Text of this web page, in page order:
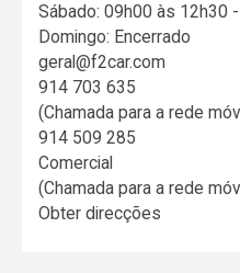
Sábado: 09h00 às 12h30
Domingo: Encerrado
geral@f2car.com
914 703 635
(Chamada para a rede
914 509 285
Comercial
(Chamada para a rede
Obter direcções